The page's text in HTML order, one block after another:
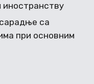
са
при основним